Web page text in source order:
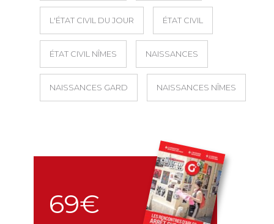
L'ÉTAT CIVIL DU JOUR ÉTAT CIVIL
ÉTAT CIVIL NÎMES NAISSANCES
NAISSANCES GARD NAISSANCES NÎMES
69€